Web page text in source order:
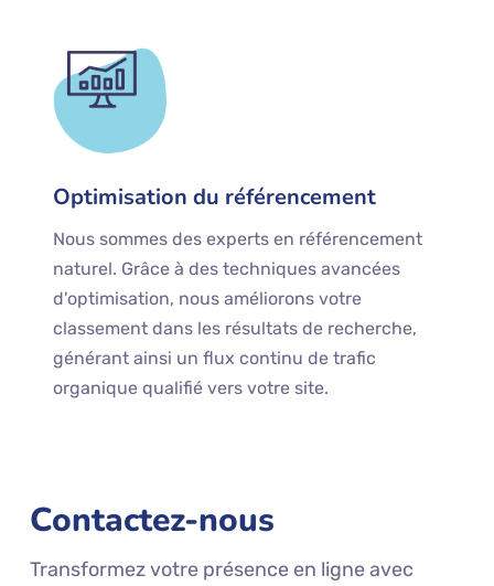
Optimisation du référencement
Nous sommes des experts en référencement
naturel. Grâce à des techniques avancées
d'optimisation, nous améliorons votre
classement dans les résultats de recherche,
générant ainsi un flux continu de trafic
organique qualifié vers votre site.
Contactez-nous
Transformez votre présence en ligne avec